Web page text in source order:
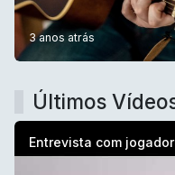
3 anos atrás
Últimos
Entrevista com